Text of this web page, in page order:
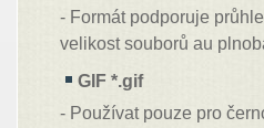
- Formát podporuje
velikost souborů au
GIF *.gif
- Používat pouze pro